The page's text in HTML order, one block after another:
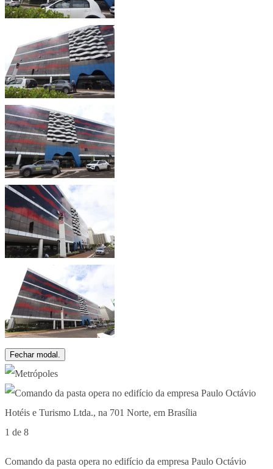
Fechar modal.
1 de 8
Comando da pasta opera no edifício da empresa Paulo Octávio